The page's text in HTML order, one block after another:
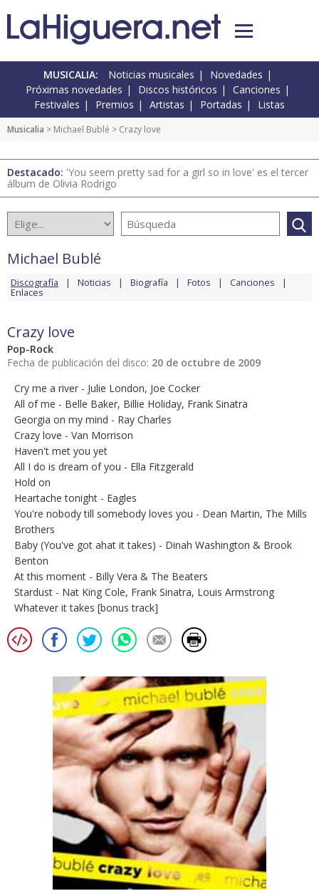
MUSICALIA: Noticias musicales
Novedades
Próximas novedades
Discos históricos
Canciones
Festivales
Premios Artistas Portadas Listas
Musicalia > Michael Bublé > Crazy love
Destacado: 'You seem pretty sad for a girl so in love' es el tercer
álbum de Olivia Rodrigo
Michael Bublé
Discografía Noticias Biografía Fotos Canciones
Enlaces
Crazy love
Pop-Rock
Fecha de publicación del disco: 20 de octubre de 2009
Cry me a river - Julie London, Joe Cocker
All of me - Belle Baker, Billie Holiday, Frank Sinatra
Georgia on my mind - Ray Charles
Crazy love - Van Morrison
Haven't met you yet
All I do is dream of you - Ella Fitzgerald
Hold on
Heartache tonight - Eagles
You're nobody till somebody loves you - Dean Martin, The Mills
Brothers
Baby (You've got ahat it takes) - Dinah Washington & Brook
Benton
At this moment - Billy Vera & The Beaters
Stardust - Nat King Cole, Frank Sinatra, Louis Armstrong
Whatever it takes [bonus track]